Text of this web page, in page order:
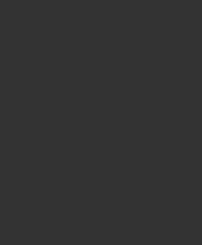
pótol. A kötet
geriátriai szakvizsgára
betegeink ellátásának
(Dr. Zöllei Magdolna)
kollégám teszi majd
Geriátria tankönyv is
(Dr. Balogh Sándor)
1967 óta a Semmelweis